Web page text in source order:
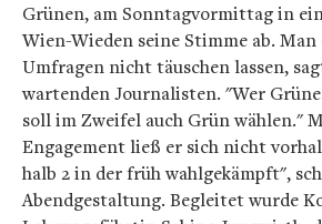
Grünen, am Sonntagvormittag in
Wien-Wieden seine Stimme ab.
Umfragen nicht täuschen lassen,
wartenden Journalisten. "Wer
soll im Zweifel auch Grün wählen."
Engagement ließ er sich nicht
halb 2 in der früh wahlgekämpft",
Abendgestaltung. Begleitet wurde